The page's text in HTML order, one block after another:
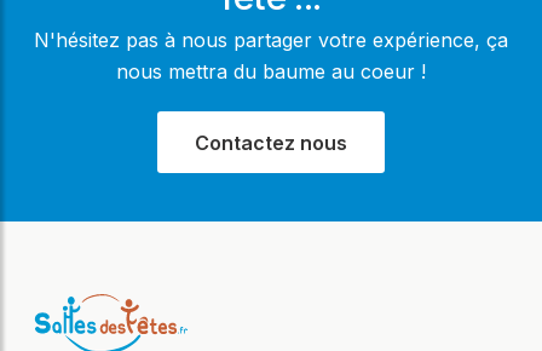
N'hésitez pas à nous partager votre expérience, ça
nous mettra du baume au coeur !
Contactez nous